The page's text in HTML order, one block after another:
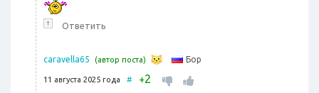
↑ Ответить
caravella65 (автор поста) Бор
11 августа 2025 года # +2